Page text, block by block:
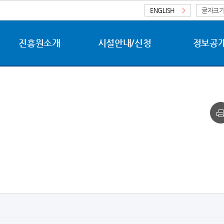
ENGLISH > 글자크
진흥원소개 시설안내/신청 정보공